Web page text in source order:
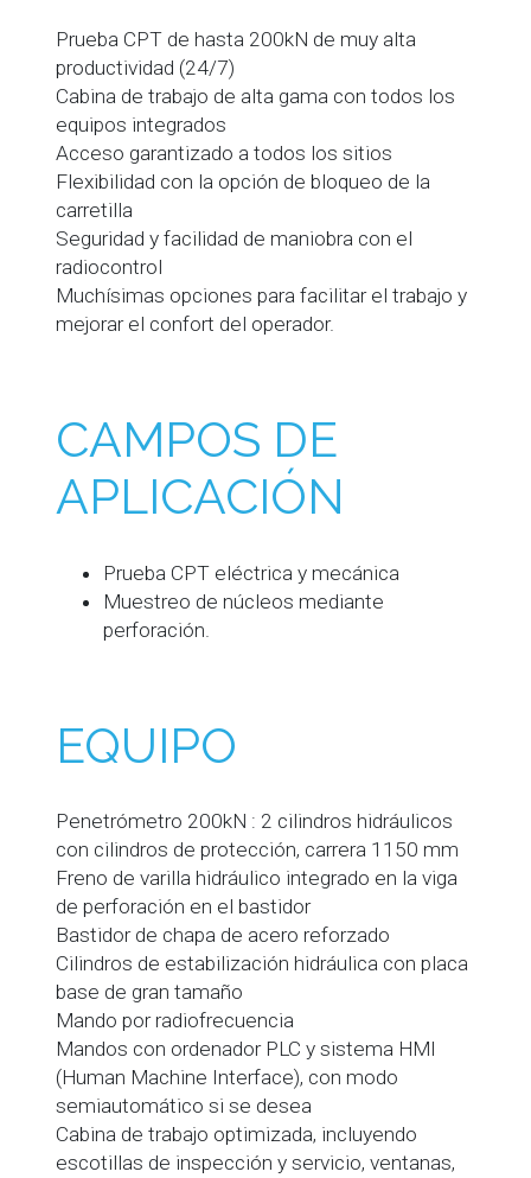
Prueba CPT de hasta 200kN de muy alta
productividad (24/7)
Cabina de trabajo de alta gama con todos los
equipos integrados
Acceso garantizado a todos los sitios
Flexibilidad con la opción de bloqueo de la
carretilla
Seguridad y facilidad de maniobra con el
radiocontrol
Muchísimas opciones para facilitar el trabajo y
mejorar el confort del operador.
CAMPOS DE
APLICACIÓN
Prueba CPT eléctrica y mecánica
Muestreo de núcleos mediante
perforación.
EQUIPO
Penetrómetro 200kN : 2 cilindros hidráulicos
con cilindros de protección, carrera 1150 mm
Freno de varilla hidráulico integrado en la viga
de perforación en el bastidor
Bastidor de chapa de acero reforzado
Cilindros de estabilización hidráulica con placa
base de gran tamaño
Mando por radiofrecuencia
Mandos con ordenador PLC y sistema HMI
(Human Machine Interface), con modo
semiautomático si se desea
Cabina de trabajo optimizada, incluyendo
escotillas de inspección y servicio, ventanas,